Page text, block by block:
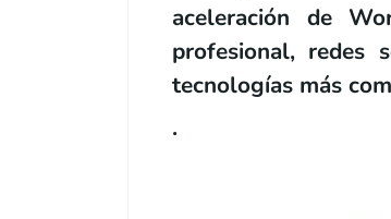
aceleración de
profesional, redes
tecnologías más
.